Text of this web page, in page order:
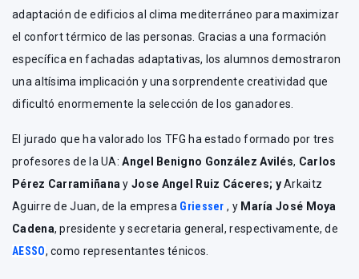
adaptación de edificios al clima mediterráneo para maximizar
el confort térmico de las personas. Gracias a una formación
específica en fachadas adaptativas, los alumnos demostraron
una altísima implicación y una sorprendente creatividad que
dificultó enormemente la selección de los ganadores.
El jurado que ha valorado los TFG ha estado formado por tres
profesores de la UA:Angel Benigno González Avilés, Carlos
Pérez Carramiñana yJose Angel Ruiz Cáceres; yArkaitz
Aguirre de Juan, de la empresa Griesser, y María José Moya
Cadena, presidente y secretaria general, respectivamente, de
AESSO, como representantes ténicos.